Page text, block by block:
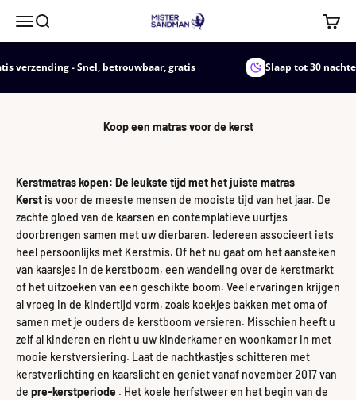
MenuZoeken Mister Sandman
- Snel, betrouwbaar, gratis Slaap tot 30 nachten
Koop een matras voor de kerst
Kerstmatras kopen: De leukste tijd met het juiste matras
Kerst is voor de meeste mensen de mooiste tijd van het jaar. De
zachte gloed van de kaarsen en contemplatieve uurtjes
doorbrengen samen met uw dierbaren. Iedereen associeert iets
heel persoonlijks met Kerstmis. Of het nu gaat om het aansteken
van kaarsjes in de kerstboom, een wandeling over de kerstmarkt
of het uitzoeken van een geschikte boom. Veel ervaringen krijgen
al vroeg in de kindertijd vorm, zoals koekjes bakken met oma of
samen met je ouders de kerstboom versieren. Misschien heeft u
zelf al kinderen en richt u uw kinderkamer en woonkamer in met
mooie kerstversiering. Laat de nachtkastjes schitteren met
kerstverlichting en kaarslicht en geniet vanaf november 2017 van
de pre-kerstperiode . Het koele herfstweer en het begin van de